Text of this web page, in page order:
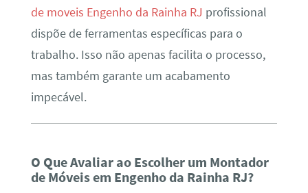
de moveis Engenho da Rainha RJ profissional
dispõe de ferramentas específicas para o
trabalho. Isso não apenas facilita o processo,
mas também garante um acabamento
impecável.
O Que Avaliar ao Escolher um Montador
de Móveis em Engenho da Rainha RJ?